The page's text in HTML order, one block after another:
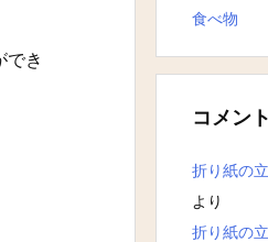
でき
食べ物
コメン
折り紙の
より
折り紙の